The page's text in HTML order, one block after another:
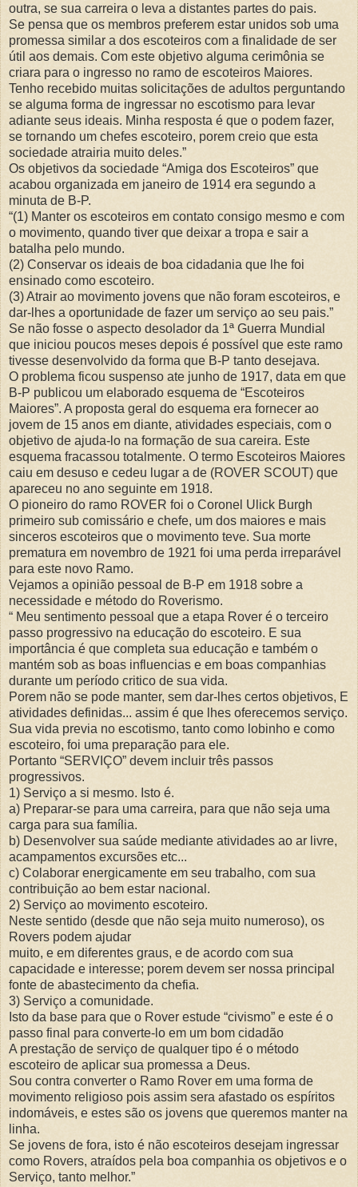
outra, se sua carreira o leva a distantes partes do pais.
Se pensa que os membros preferem estar unidos sob uma
promessa similar a dos escoteiros com a finalidade de ser
útil aos demais. Com este objetivo alguma cerimônia se
criara para o ingresso no ramo de escoteiros Maiores.
Tenho recebido muitas solicitações de adultos perguntando
se alguma forma de ingressar no escotismo para levar
adiante seus ideais. Minha resposta é que o podem fazer,
se tornando um chefes escoteiro, porem creio que esta
sociedade atrairia muito deles.”
Os objetivos da sociedade “Amiga dos Escoteiros” que
acabou organizada em janeiro de 1914 era segundo a
minuta de B-P.
“(1) Manter os escoteiros em contato consigo mesmo e com
o movimento, quando tiver que deixar a tropa e sair a
batalha pelo mundo.
(2) Conservar os ideais de boa cidadania que lhe foi
ensinado como escoteiro.
(3) Atrair ao movimento jovens que não foram escoteiros, e
dar-lhes a oportunidade de fazer um serviço ao seu pais.”
Se não fosse o aspecto desolador da 1ª Guerra Mundial
que iniciou poucos meses depois é possível que este ramo
tivesse desenvolvido da forma que B-P tanto desejava.
O problema ficou suspenso ate junho de 1917, data em que
B-P publicou um elaborado esquema de “Escoteiros
Maiores”. A proposta geral do esquema era fornecer ao
jovem de 15 anos em diante, atividades especiais, com o
objetivo de ajuda-lo na formação de sua careira. Este
esquema fracassou totalmente. O termo Escoteiros Maiores
caiu em desuso e cedeu lugar a de (ROVER SCOUT) que
apareceu no ano seguinte em 1918.
O pioneiro do ramo ROVER foi o Coronel Ulick Burgh
primeiro sub comissário e chefe, um dos maiores e mais
sinceros escoteiros que o movimento teve. Sua morte
prematura em novembro de 1921 foi uma perda irreparável
para este novo Ramo.
Vejamos a opinião pessoal de B-P em 1918 sobre a
necessidade e método do Roverismo.
“ Meu sentimento pessoal que a etapa Rover é o terceiro
passo progressivo na educação do escoteiro. E sua
importância é que completa sua educação e também o
mantém sob as boas influencias e em boas companhias
durante um período critico de sua vida.
Porem não se pode manter, sem dar-lhes certos objetivos, E
atividades definidas... assim é que lhes oferecemos serviço.
Sua vida previa no escotismo, tanto como lobinho e como
escoteiro, foi uma preparação para ele.
Portanto “SERVIÇO” devem incluir três passos
progressivos.
1) Serviço a si mesmo. Isto é.
a) Preparar-se para uma carreira, para que não seja uma
carga para sua família.
b) Desenvolver sua saúde mediante atividades ao ar livre,
acampamentos excursões etc...
c) Colaborar energicamente em seu trabalho, com sua
contribuição ao bem estar nacional.
2) Serviço ao movimento escoteiro.
Neste sentido (desde que não seja muito numeroso), os
Rovers podem ajudar
muito, e em diferentes graus, e de acordo com sua
capacidade e interesse; porem devem ser nossa principal
fonte de abastecimento da chefia.
3) Serviço a comunidade.
Isto da base para que o Rover estude “civismo” e este é o
passo final para converte-lo em um bom cidadão
A prestação de serviço de qualquer tipo é o método
escoteiro de aplicar sua promessa a Deus.
Sou contra converter o Ramo Rover em uma forma de
movimento religioso pois assim sera afastado os espíritos
indomáveis, e estes são os jovens que queremos manter na
linha.
Se jovens de fora, isto é não escoteiros desejam ingressar
como Rovers, atraídos pela boa companhia os objetivos e o
Serviço, tanto melhor.”